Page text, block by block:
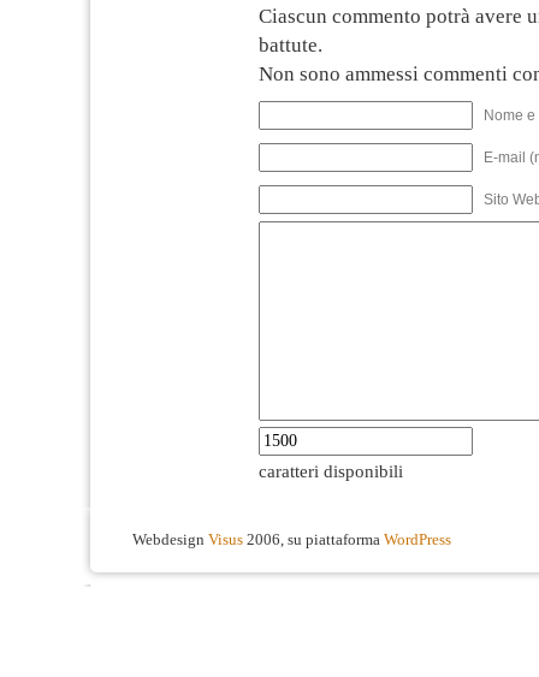
Ciascun commento potrà avere
battute.
Non sono ammessi commenti
Nome
E-mail
Sito
caratteri disponibili
Webdesign Visus 2006, su piattaforma WordPress